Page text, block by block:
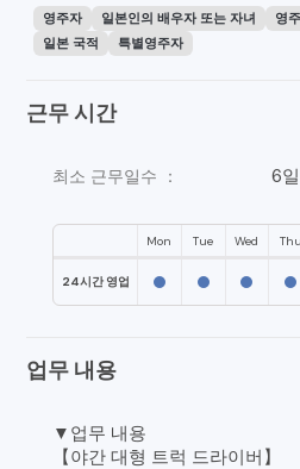
영주자 일본인의 배우자 또는 자녀 영
일본 국적
특별영주자
근무 시간
최소 근무일수 ： 6일
Mon Tue Wed Thu
24시간 영업
업무 내용
▼업무 내용
【야간 대형 트럭 드라이버】